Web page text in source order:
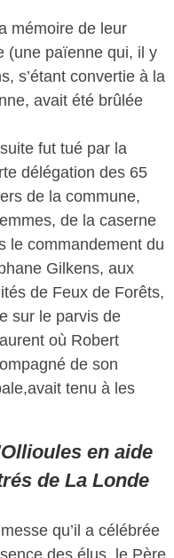
mémoire de leur
(une païenne qui, il y
s’étant convertie à la
avait été brûlée
fut tué par la
délégation des 65
de la commune,
de la caserne
le commandement du
Gilkens, aux
de Feux de Forêts,
sur le parvis de
où Robert
de son
tenu à les
en aide
de La Londe
qu’il a célébrée
des élus, le Père